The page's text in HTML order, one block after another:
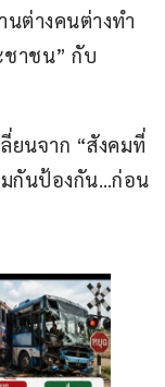
ต่างคนต่างทำ
ชาชน” กับ
ยนจาก “สังคมที่
มกันป้องกัน…ก่อน